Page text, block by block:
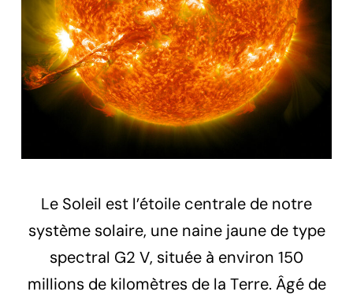
Le Soleil est l’étoile centrale de notre
système solaire, une naine jaune de type
spectral G2 V, située à environ 150
millions de kilomètres de la Terre. Âgé de